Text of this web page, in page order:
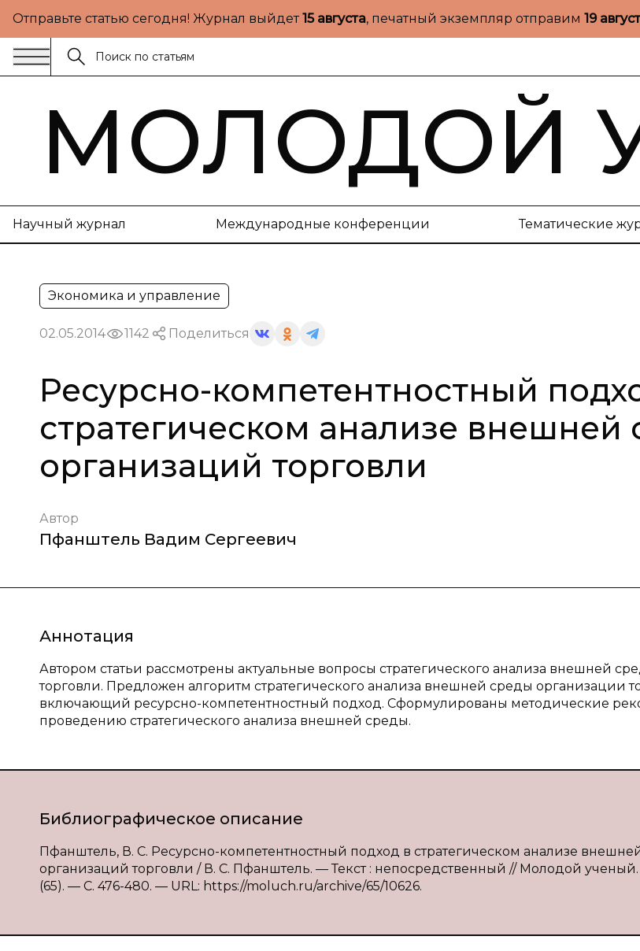
Отправьте статью сегодня! Журнал выйдет15 августа, печатный экземпляр отправим 19
МОЛОДОЙ
Научный журнал Международные конференции Тематические
Экономика и управление
02.05.2014 1142 Поделиться
Ресурсно-компетентностный
стратегическом анализе внешней
организаций торговли
Автор
Пфанштель Вадим Сергеевич
Аннотация
Автором статьи рассмотрены актуальные вопросы стратегического анализа внешней
торговли. Предложен алгоритм стратегического анализа внешней среды организации
включающий ресурсно-компетентностный подход. Сформулированы методические
проведению стратегического анализа внешней среды.
Библиографическое описание
Пфанштель, В. С. Ресурсно-компетентностный подход в стратегическом анализе
организаций торговли / В. С. Пфанштель. — Текст : непосредственный // Молодой
(65). — С. 476-480. — URL: https://moluch.ru/archive/65/10626.